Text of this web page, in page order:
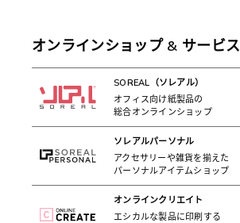
オンラインショップ & サービス
SOREAL（ソレアル）
オフィス向け紙製品の
総合オンラインショップ
ソレアルパーソナル
アクセサリーや雑貨を揃えた
パーソナルアイテムショップ
オンラインクリエイト
エシカルな製品に印刷する